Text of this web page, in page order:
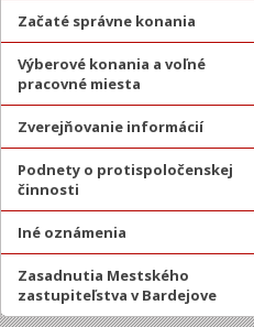
Začaté správne konania
Výberové konania a voľné
pracovné miesta
Zverejňovanie informácií
Podnety o protispoločenskej
činnosti
Iné oznámenia
Zasadnutia Mestského
zastupiteľstva v Bardejove